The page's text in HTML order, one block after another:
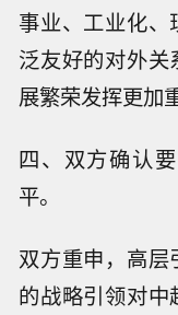
事业、工业化
泛友好的对外
展繁荣发挥更加
四、双方确认
平。
双方重申，高
的战略引领对